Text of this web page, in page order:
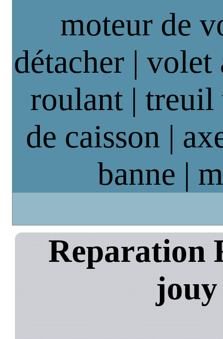
moteur de
détacher | volet
roulant |
de caisson |
banne |
Reparation